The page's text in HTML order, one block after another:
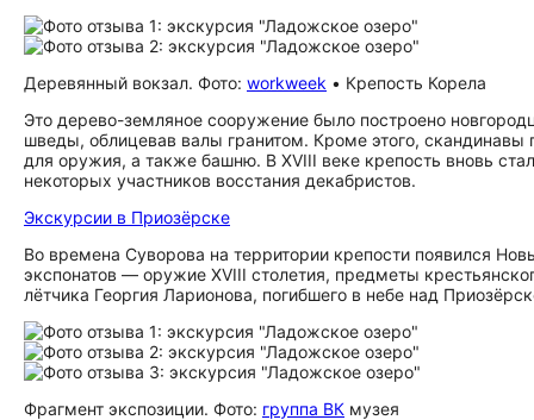
Деревянный вокзал. Фото: workweek • Крепость Корела
Это дерево-земляное сооружение было построено
шведы, облицевав валы гранитом. Кроме этого,
для оружия, а также башню. В XVIII веке крепость вновь
некоторых участников восстания декабристов.
Экскурсии в Приозёрске
Во времена Суворова на территории крепости появился
экспонатов — оружие XVIII столетия, предметы
лётчика Георгия Ларионова, погибшего в небе над
Фрагмент экспозиции. Фото: группа ВК музея